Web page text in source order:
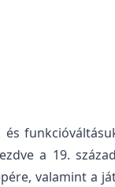
a 19.
valamint a